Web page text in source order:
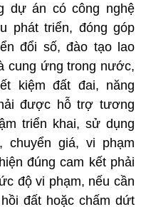
dự án có công nghệ
phát triển, đóng góp
đổi số, đào tạo lao
cung ứng trong nước,
kiệm đất đai, năng
được hỗ trợ tương
triển khai, sử dụng
chuyển giá, vi phạm
đúng cam kết phải
độ vi phạm, nếu cần
đất hoặc chấm dứt